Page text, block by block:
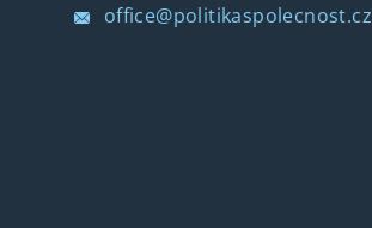
office@politikaspolecnost.cz